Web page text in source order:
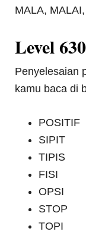
MALA,
Level 630
Penyelesaian
kamu baca di
POSITIF
SIPIT
TIPIS
FISI
OPSI
STOP
TOPI